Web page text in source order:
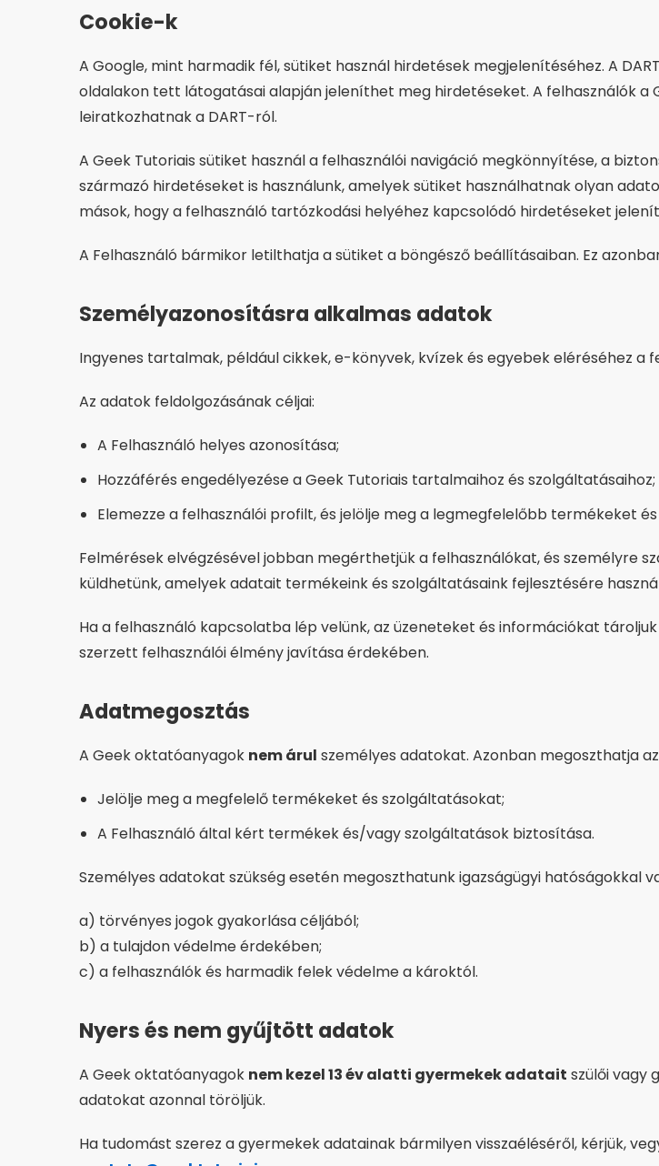
Cookie-k
A Google, mint harmadik fél, sütiket használ hirdetések megjelenítéséhez. A
oldalakon tett látogatásai alapján jeleníthet meg hirdetéseket. A felhasználók
leiratkozhatnak a DART-ról.
A Geek Tutoriais sütiket használ a felhasználói navigáció megkönnyítése, a
származó hirdetéseket is használunk, amelyek sütiket használhatnak olyan
mások, hogy a felhasználó tartózkodási helyéhez kapcsolódó hirdetéseket
A Felhasználó bármikor letilthatja a sütiket a böngésző beállításaiban. Ez
Személyazonosításra alkalmas adatok
Ingyenes tartalmak, például cikkek, e-könyvek, kvízek és egyebek eléréséhez a
Az adatok feldolgozásának céljai:
A Felhasználó helyes azonosítása;
Hozzáférés engedélyezése a Geek Tutoriais tartalmaihoz és szolgáltatásaihoz;
Elemezze a felhasználói profilt, és jelölje meg a legmegfelelőbb termékeket
Felmérések elvégzésével jobban megérthetjük a felhasználókat, és személyre
küldhetünk, amelyek adatait termékeink és szolgáltatásaink fejlesztésére
Ha a felhasználó kapcsolatba lép velünk, az üzeneteket és információkat
szerzett felhasználói élmény javítása érdekében.
Adatmegosztás
A Geek oktatóanyagok nem árul személyes adatokat. Azonban megoszthatja
Jelölje meg a megfelelő termékeket és szolgáltatásokat;
A Felhasználó által kért termékek és/vagy szolgáltatások biztosítása.
Személyes adatokat szükség esetén megoszthatunk igazságügyi hatóságokkal
a) törvényes jogok gyakorlása céljából;
b) a tulajdon védelme érdekében;
c) a felhasználók és harmadik felek védelme a károktól.
Nyers és nem gyűjtött adatok
A Geek oktatóanyagok nem kezel 13 év alatti gyermekek adatait szülői vagy
adatokat azonnal töröljük.
Ha tudomást szerez a gyermekek adatainak bármilyen visszaéléséről, kérjük,